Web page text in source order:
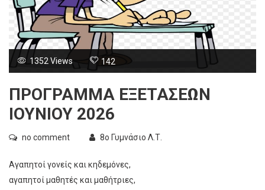
1352 Views 142
ΠΡΟΓΡΑΜΜΑ ΕΞΕΤΑΣΕΩΝ
ΙΟΥΝΙΟΥ 2026
no comment 8ο Γυμνάσιο Λ.Τ.
Αγαπητοί γονείς και κηδεμόνες,
αγαπητοί μαθητές και μαθήτριες,